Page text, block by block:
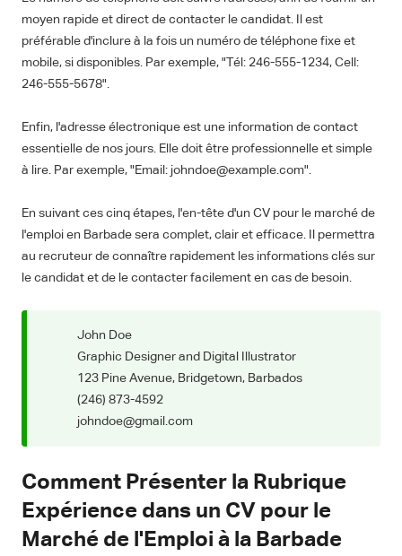
moyen rapide et direct de contacter le candidat. Il est
préférable d'inclure à la fois un numéro de téléphone fixe et
mobile, si disponibles. Par exemple, "Tél: 246-555-1234, Cell:
246-555-5678".
Enfin, l'adresse électronique est une information de contact
essentielle de nos jours. Elle doit être professionnelle et simple
à lire. Par exemple, "Email: johndoe@example.com".
En suivant ces cinq étapes, l'en-tête d'un CV pour le marché de
l'emploi en Barbade sera complet, clair et efficace. Il permettra
au recruteur de connaître rapidement les informations clés sur
le candidat et de le contacter facilement en cas de besoin.
John Doe
Graphic Designer and Digital Illustrator
123 Pine Avenue, Bridgetown, Barbados
(246) 873-4592
johndoe@gmail.com
Comment Présenter la Rubrique
Expérience dans un CV pour le
Marché de l'Emploi à la Barbade